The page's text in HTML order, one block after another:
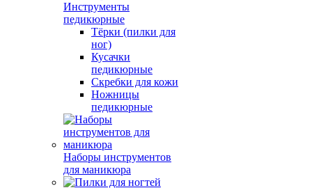
Инструменты
педикюрные
Тёрки (пилки для
ног)
Кусачки
педикюрные
Скребки для кожи
Ножницы
педикюрные
Наборы инструментов
для маникюра